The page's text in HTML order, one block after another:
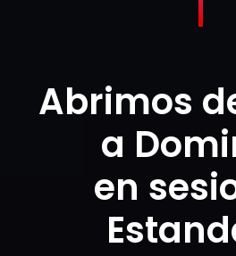
Abrimos
a
en